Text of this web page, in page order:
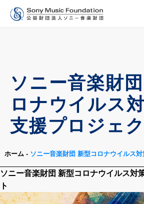
ソニー音楽財
ロナウイルス
支援プロジェ
ホーム - ソニー音楽財団 新型コロナウイルス
ソニー音楽財団 新型コロナウイルス対
ト